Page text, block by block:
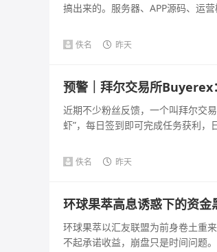
搞出来的。服务器、APP源码、运
佚名 昨天
预警｜拜尔交易所Buyerex
近期不少粉丝反馈，一个叫拜尔交
虾”，每日签到即可完成任务获利
佚名 昨天
环球果萃高息诱惑下的资
环球果萃以汇友联盟为前身卷土重
不起承诺收益，崩盘只是时间问题